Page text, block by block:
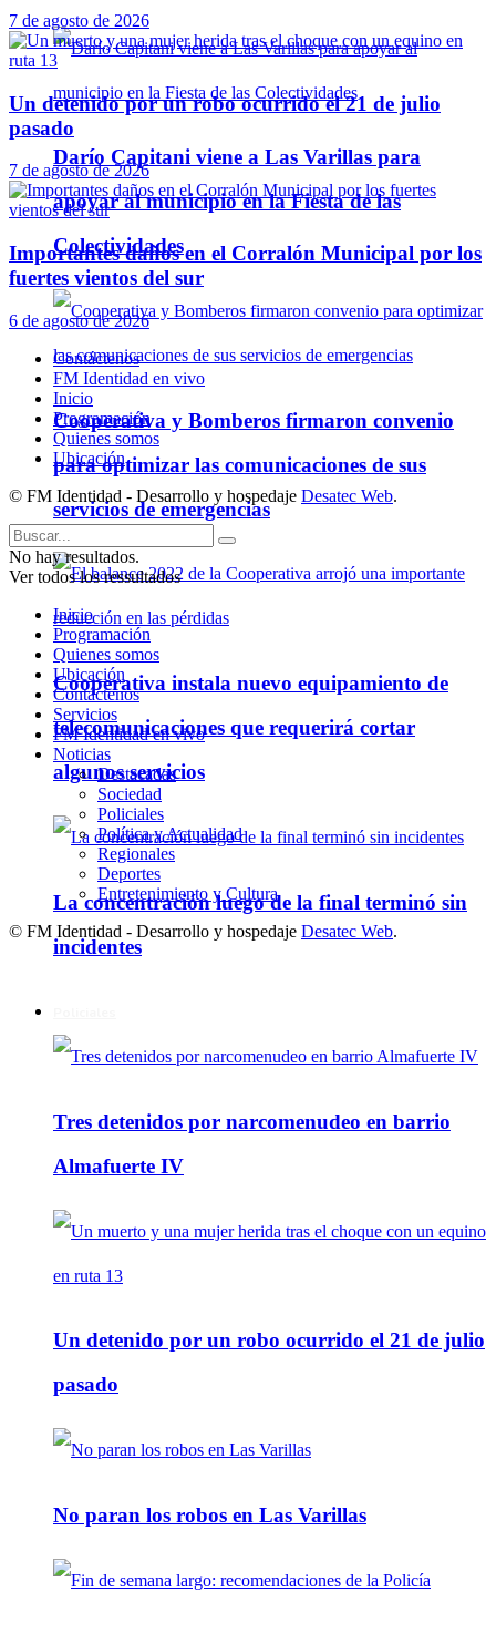
Darío Capitani viene a Las Varillas para
apoyar al municipio en la Fiesta de las
Colectividades
Cooperativa y Bomberos firmaron convenio
para optimizar las comunicaciones de sus
servicios de emergencias
Cooperativa instala nuevo equipamiento de
telecomunicaciones que requerirá cortar
algunos servicios
La concentración luego de la final terminó sin
incidentes
Tres detenidos por narcomenudeo en barrio
Almafuerte IV
Un detenido por un robo ocurrido el 21 de julio
pasado
No paran los robos en Las Varillas
7 de agosto de 2026
Un detenido por un robo ocurrido el 21 de julio
pasado
7 de agosto de 2026
Importantes daños en el Corralón Municipal por los
fuertes vientos del sur
6 de agosto de 2026
Contáctenos
FM Identidad en vivo
Inicio
Programación
Quienes somos
Ubicación
© FM Identidad - Desarrollo y hospedaje Desatec Web.
No hay resultados.
Ver todos los ressultados
Inicio
Programación
Quienes somos
Ubicación
Contáctenos
Servicios
FM Identidad en vivo
Noticias
Destacadas
Sociedad
Policiales
Política y Actualidad
Regionales
Deportes
Entretenimiento y Cultura
© FM Identidad - Desarrollo y hospedaje Desatec Web.